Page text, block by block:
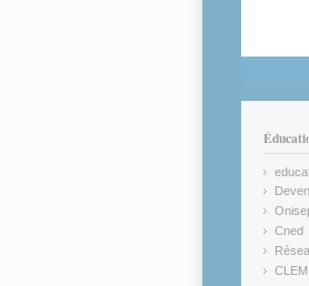
(link
(link
(link
Cned
(link
(link
CLEMI